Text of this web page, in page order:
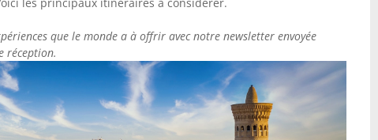
que le monde a à offrir avec notre newsletter envoyée
réception.